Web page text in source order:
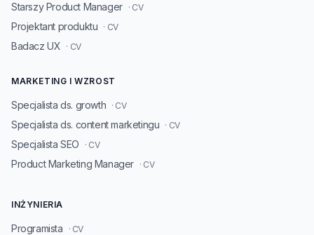
Starszy Product Manager · CV
Projektant produktu · CV
Badacz UX · CV
MARKETING I WZROST
Specjalista ds. growth · CV
Specjalista ds. content marketingu · CV
Specjalista SEO · CV
Product Marketing Manager · CV
INŻYNIERIA
Programista · CV